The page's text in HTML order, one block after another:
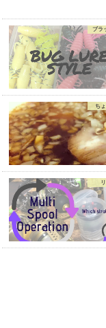
ブラ
ち